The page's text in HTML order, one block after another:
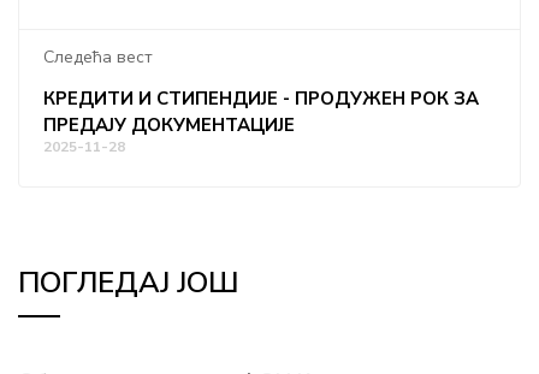
Следећа вест
КРЕДИТИ И СТИПЕНДИЈЕ - ПРОДУЖЕН РОК ЗА
ПРЕДАЈУ ДОКУМЕНТАЦИЈЕ
2025-11-28
ПОГЛЕДАЈ ЈОШ